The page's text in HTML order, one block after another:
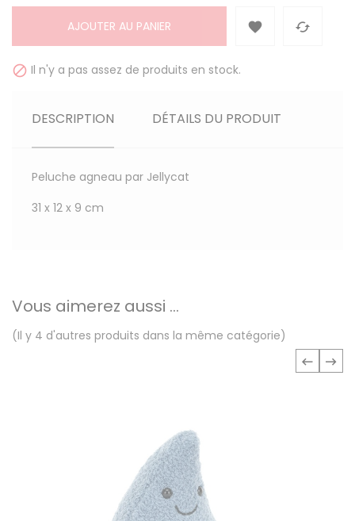
AJOUTER AU PANIER  
 Il n'y a pas assez de produits en stock.
DESCRIPTION DÉTAILS DU PRODUIT
Peluche agneau par Jellycat
31 x 12 x 9 cm
Vous aimerez aussi ...
(Il y 4 d'autres produits dans la même catégorie)